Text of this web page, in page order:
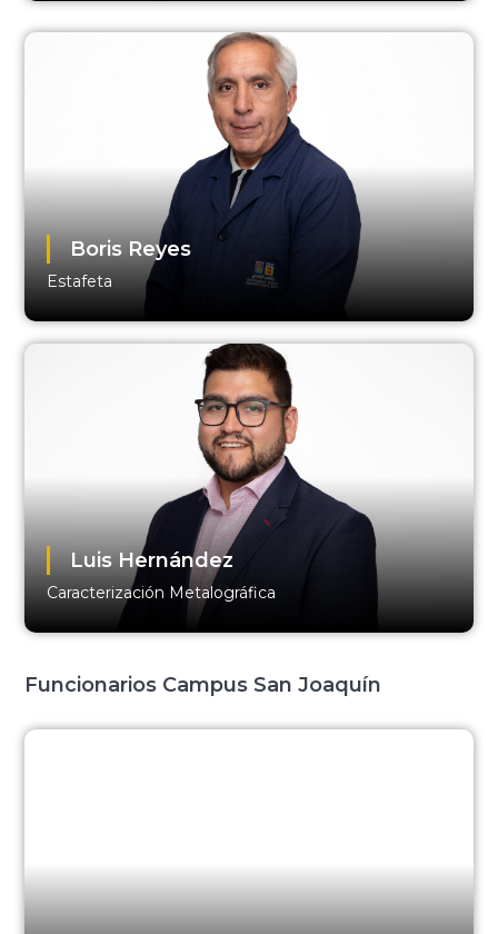
Boris Reyes
Estafeta
Luis Hernández
Caracterización Metalográfica
Funcionarios Campus San Joaquín